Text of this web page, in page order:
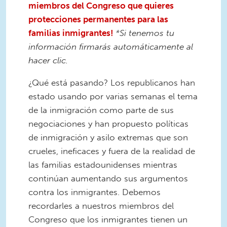
miembros del Congreso que quieres
protecciones permanentes para las
familias inmigrantes! *Si tenemos tu
información firmarás automáticamente al
hacer clic.
¿Qué está pasando? Los republicanos han
estado usando por varias semanas el tema
de la inmigración como parte de sus
negociaciones y han propuesto políticas
de inmigración y asilo extremas que son
crueles, ineficaces y fuera de la realidad de
las familias estadounidenses mientras
continúan aumentando sus argumentos
contra los inmigrantes. Debemos
recordarles a nuestros miembros del
Congreso que los inmigrantes tienen un